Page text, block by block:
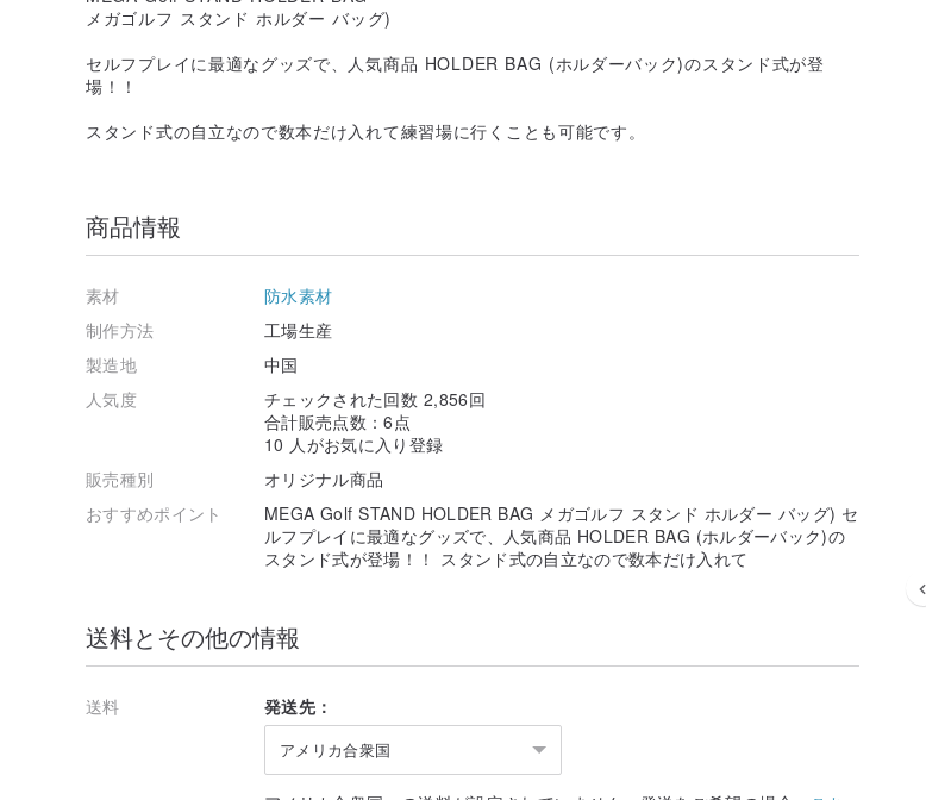
メガゴルフ スタンド ホルダー バッグ)
セルフプレイに最適なグッズで、人気商品 HOLDER BAG (ホルダーバック)のスタンド式が登
場！！
スタンド式の自立なので数本だけ入れて練習場に行くことも可能です。
商品情報
素材
防水素材
制作方法
工場生産
製造地
中国
人気度
チェックされた回数 2,856回
合計販売点数：6点
10 人がお気に入り登録
販売種別
オリジナル商品
おすすめポイント
MEGA Golf STAND HOLDER BAG メガゴルフ スタンド ホルダー バッグ) セ
ルフプレイに最適なグッズで、人気商品 HOLDER BAG (ホルダーバック)の
スタンド式が登場！！ スタンド式の自立なので数本だけ入れて
送料とその他の情報
送料 発送先：
アメリカ合衆国